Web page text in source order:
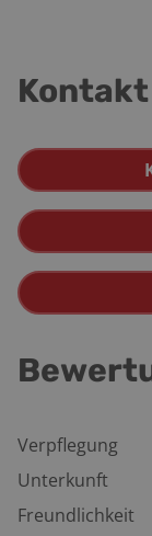
Kontakt
Verpflegung
Unterkunft
Freundlichkeit